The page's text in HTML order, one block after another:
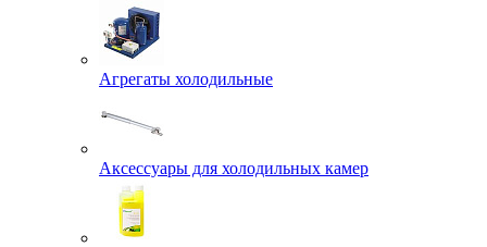
Агрегаты холодильные
Аксессуары для холодильных камер